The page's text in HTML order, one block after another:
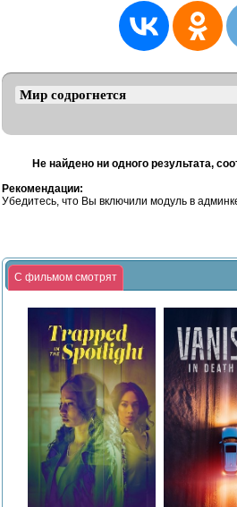
Не найдено ни одного результата,
Рекомендации:
Убедитесь, что Вы включили модуль в
С фильмом смотрят